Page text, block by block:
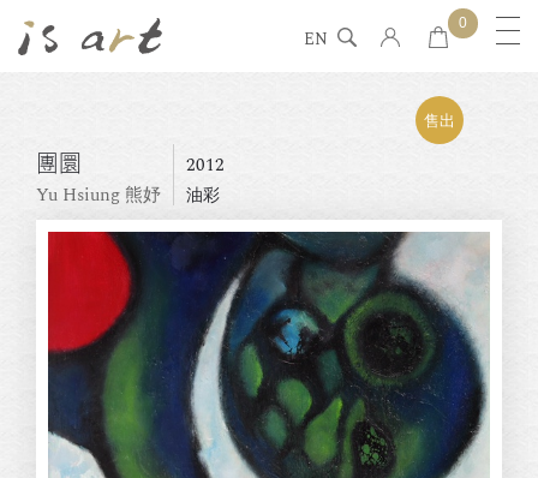
EN
0
團圜
Yu Hsiung 熊妤
2012
油彩
售出